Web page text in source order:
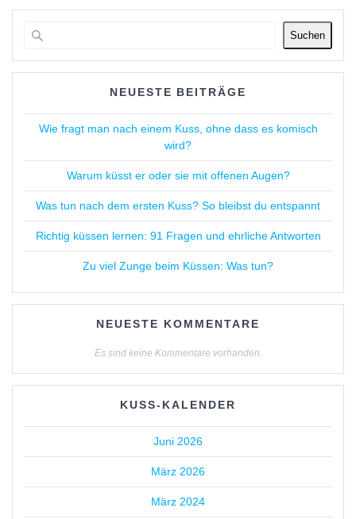
Suchen
NEUESTE BEITRÄGE
Wie fragt man nach einem Kuss, ohne dass es komisch
wird?
Warum küsst er oder sie mit offenen Augen?
Was tun nach dem ersten Kuss? So bleibst du entspannt
Richtig küssen lernen: 91 Fragen und ehrliche Antworten
Zu viel Zunge beim Küssen: Was tun?
NEUESTE KOMMENTARE
Es sind keine Kommentare vorhanden.
KUSS-KALENDER
Juni 2026
März 2026
März 2024